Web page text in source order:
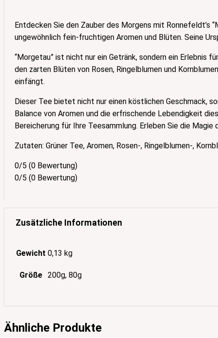
Entdecken Sie den Zauber des Morgens mit Ronnefeldt’s
ungewöhnlich fein-fruchtigen Aromen und Blüten. Seine
“Morgetau” ist nicht nur ein Getränk, sondern ein Erlebnis
den zarten Blüten von Rosen, Ringelblumen und
einfängt.
Dieser Tee bietet nicht nur einen köstlichen Geschmack,
Balance von Aromen und die erfrischende Lebendigkeit
Bereicherung für Ihre Teesammlung. Erleben Sie die
Zutaten: Grüner Tee, Aromen, Rosen-, Ringelblumen-,
0/5 (0 Bewertung)
0/5 (0 Bewertung)
Zusätzliche Informationen
Gewicht 0,13 kg
Größe 200g, 80g
Ähnliche Produkte